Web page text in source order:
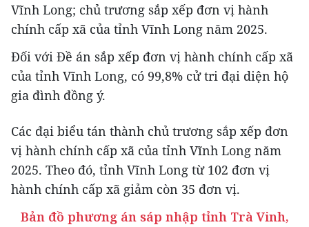
Vĩnh Long; chủ trương sắp xếp đơn vị hành
chính cấp xã của tỉnh Vĩnh Long năm 2025.
Đối với Đề án sắp xếp đơn vị hành chính cấp xã
của tỉnh Vĩnh Long, có 99,8% cử tri đại diện hộ
gia đình đồng ý.
Các đại biểu tán thành chủ trương sắp xếp đơn
vị hành chính cấp xã của tỉnh Vĩnh Long năm
2025. Theo đó, tỉnh Vĩnh Long từ 102 đơn vị
hành chính cấp xã giảm còn 35 đơn vị.
Bản đồ phương án sáp nhập tỉnh Trà Vinh,